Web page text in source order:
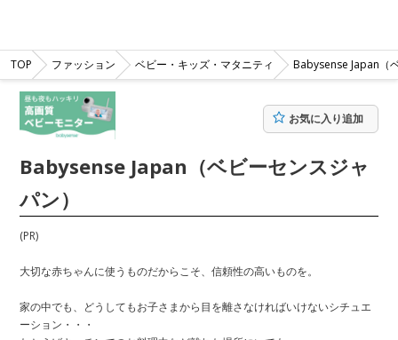
TOP ファッション ベビー・キッズ・マタニティ Babysense Japan（
お気に入り追加
Babysense Japan（ベビーセンスジャ
パン）
(PR)
大切な赤ちゃんに使うものだからこそ、信頼性の高いものを。
家の中でも、どうしてもお子さまから目を離さなければいけないシチュエ
ーション・・・